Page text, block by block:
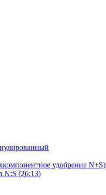
удобрение N+S)
N:S (26:13)